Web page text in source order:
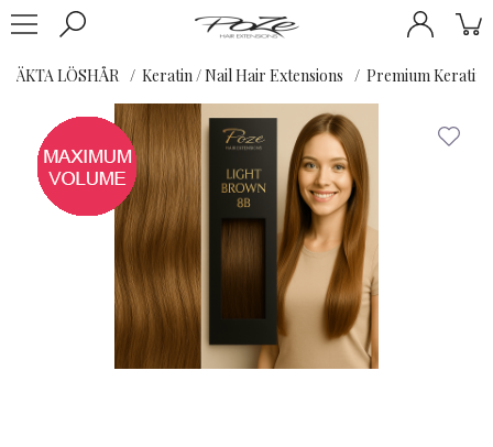
ÄKTA LÖSHÅR Keratin / Nail Hair Extensions Premium Keratin